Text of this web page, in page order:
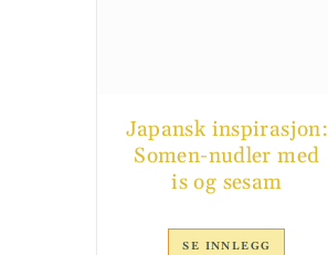
Japansk inspirasjon:
Somen-nudler med
is og sesam
SE INNLEGG